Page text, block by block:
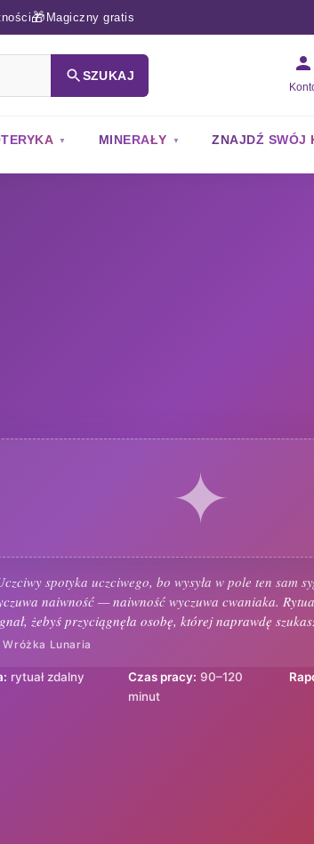
🎁 Magiczny gratis
SZUKAJ
MINERAŁY ZNAJDŹ SWÓJ
✦
spotyka uczciwego, bo wysyła w pole ten sam
naiwność — naiwność wyczuwa cwaniaka.
żebyś przyciągnęła osobę, której naprawdę
Lunaria
rytuał zdalny Czas pracy: 90–120
minut